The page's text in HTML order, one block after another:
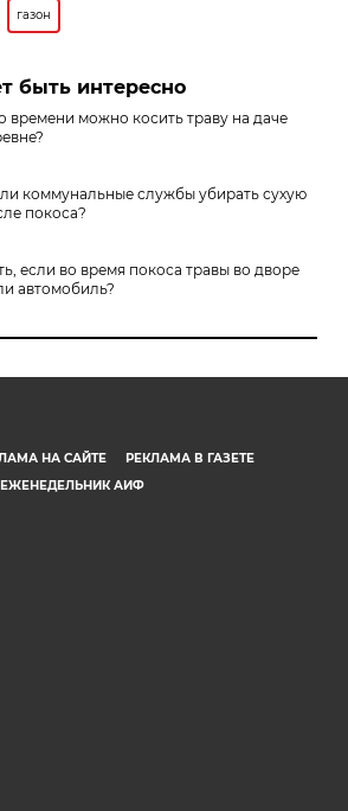
газон
быть интересно
времени можно косить траву на даче
коммунальные службы убирать сухую
покоса?
если во время покоса травы во дворе
автомобиль?
НА САЙТЕ
РЕКЛАМА В ГАЗЕТЕ
АИФ